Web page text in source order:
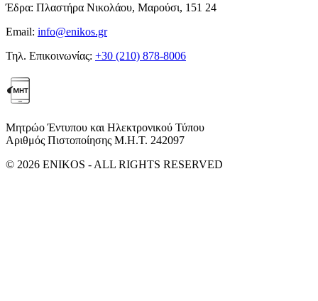
Έδρα: Πλαστήρα Νικολάου, Μαρούσι, 151 24
Email: info@enikos.gr
Τηλ. Επικοινωνίας: +30 (210) 878-8006
Μητρώο Έντυπου και Ηλεκτρονικού Τύπου
Αριθμός Πιστοποίησης Μ.Η.Τ. 242097
© 2026 ENIKOS - ALL RIGHTS RESERVED